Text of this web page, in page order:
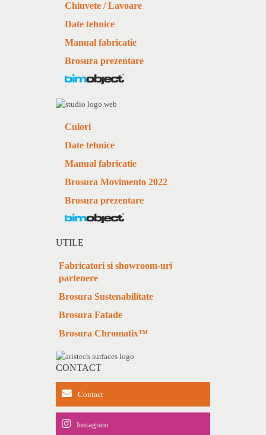
Chiuvete / Lavoare
Date tehnice
Manual fabricatie
Brosura prezentare
Culori
Date tehnice
Manual fabricatie
Brosura Movimento 2022
Brosura prezentare
UTILE
Fabricatori si showroom-uri
partenere
Brosura Sustenabilitate
Brosura Fatade
Brosura Chromatix™
CONTACT
Contact
Instagram